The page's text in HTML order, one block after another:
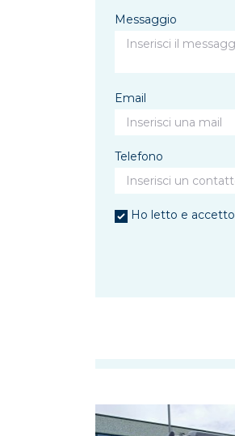
Messaggio
Email
Telefono
Ho letto e